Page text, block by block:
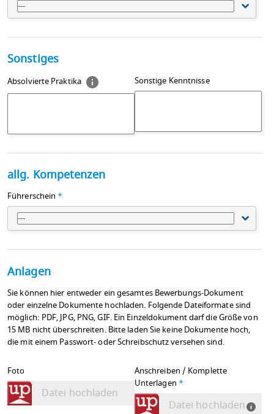
---
Sonstiges
Absolvierte Praktika Sonstige Kenntnisse
allg. Kompetenzen
Führerschein *
---
Anlagen
Sie können hier entweder ein gesamtes Bewerbungs-Dokument
oder einzelne Dokumente hochladen. Folgende Dateiformate sind
möglich: PDF, JPG, PNG, GIF. Ein Einzeldokument darf die Größe von
15 MB nicht überschreiten. Bitte laden Sie keine Dokumente hoch,
die mit einem Passwort- oder Schreibschutz versehen sind.
Foto
Datei hochladen
Anschreiben / Komplette
Unterlagen *
Datei hochladen